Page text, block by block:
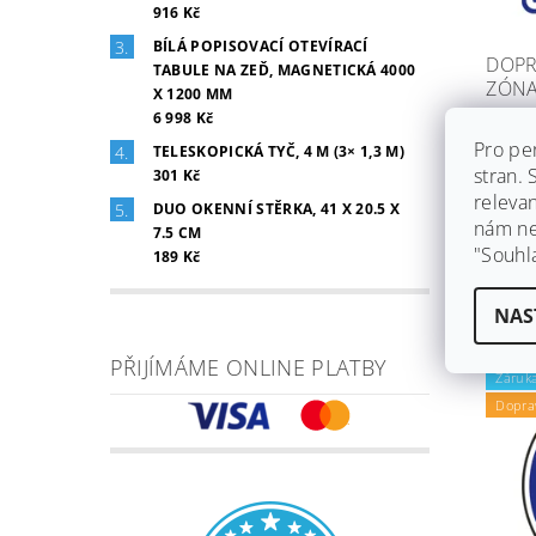
916 Kč
BÍLÁ POPISOVACÍ OTEVÍRACÍ
TABULE NA ZEĎ, MAGNETICKÁ 4000
X 1200 MM
6 998 Kč
TELESKOPICKÁ TYČ, 4 M (3× 1,3 M)
301 Kč
DUO OKENNÍ STĚRKA, 41 X 20.5 X
7.5 CM
189 Kč
PŘIJÍMÁME ONLINE PLATBY
Ihned
dáme
2
Pro
stran.
nám